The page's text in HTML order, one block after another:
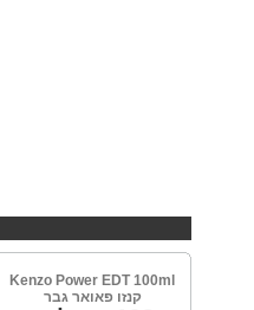
Kenzo Power EDT 100ml
קנזו פאואר גבר